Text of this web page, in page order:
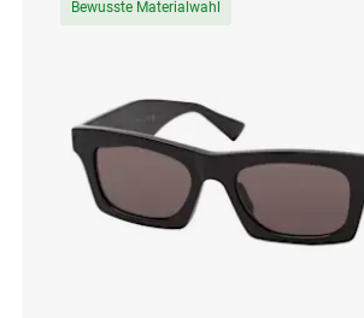
Bewusste Materialwahl